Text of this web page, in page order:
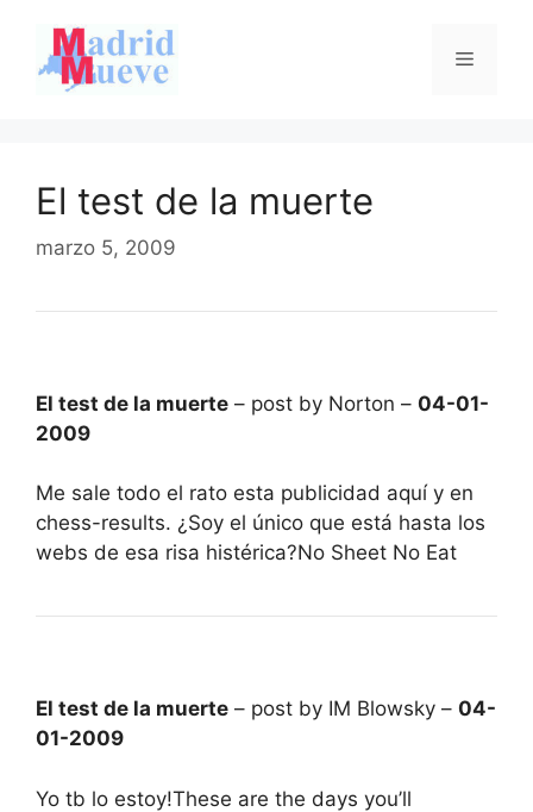
contenido
Menú
El test de la muerte
marzo 5, 2009
El test de la muerte – post by Norton – 04-01-
2009
Me sale todo el rato esta publicidad aquí y en
chess-results. ¿Soy el único que está hasta los
webs de esa risa histérica?No Sheet No Eat
El test de la muerte – post by IM Blowsky – 04-
01-2009
Yo tb lo estoy!These are the days you’ll